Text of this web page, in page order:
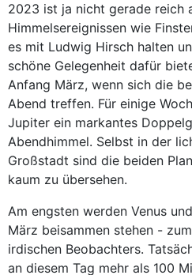
2023 ist ja nicht gerade reich
Himmelsereignissen wie
es mit Ludwig Hirsch halten
schöne Gelegenheit dafür
Anfang März, wenn sich die
Abend treffen. Für einige
Jupiter ein markantes
Abendhimmel. Selbst in der
Großstadt sind die beiden
kaum zu übersehen.
Am engsten werden Venus
März beisammen stehen -
irdischen Beobachters.
an diesem Tag mehr als 100